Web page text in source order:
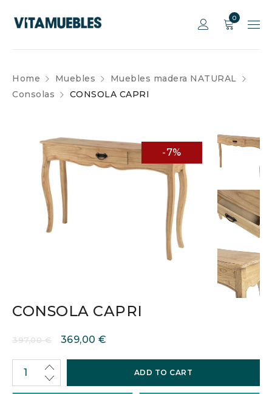
0
Home Muebles
Muebles madera NATURAL
Consolas
CONSOLA CAPRI
-7%
CONSOLA CAPRI
397,00€ 369,00 €
ADD TO CART